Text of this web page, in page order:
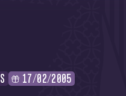
17/02/2005